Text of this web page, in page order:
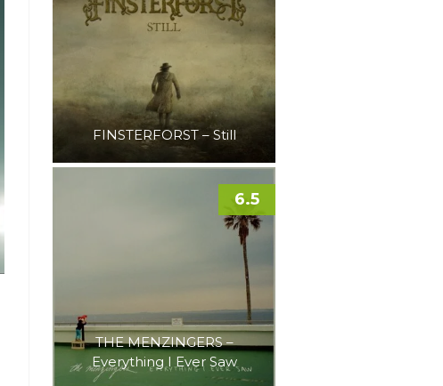
FINSTERFORST – Still
THE MENZINGERS –
Everything I Ever Saw
6.5